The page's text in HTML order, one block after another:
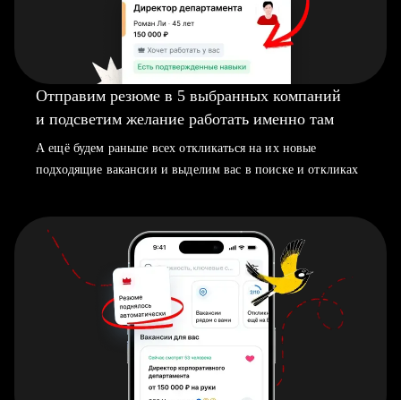
Отправим резюме в 5 выбранных компаний
и подсветим желание работать именно там
А ещё будем раньше всех откликаться на их новые
подходящие вакансии и выделим вас в поиске и откликах